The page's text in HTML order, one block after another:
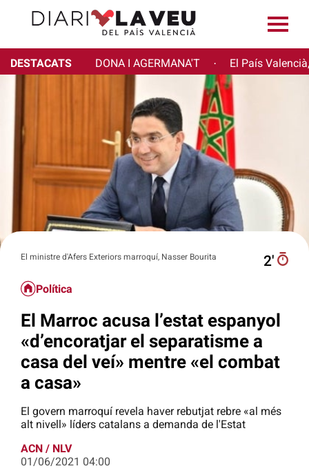
DESTACATS DONA I AGERMANA'T · El País
El ministre d'Afers Exteriors marroquí, Nasser Bourita 2′
Política
El Marroc acusa l’estat espanyol
«d’encoratjar el separatisme a
casa del veí» mentre «el combat
a casa»
El govern marroquí revela haver rebutjat rebre «al més
alt nivell» líders catalans a demanda de l'Estat
ACN / NLV
01/06/2021 04:00